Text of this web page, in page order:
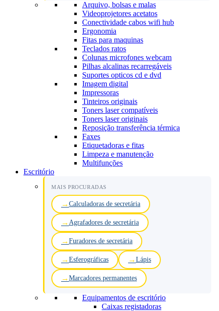
Arquivo, bolsas e malas
Videoprojetores acetatos
Conectividade cabos wifi hub
Ergonomia
Fitas para maquinas
Teclados ratos
Colunas microfones webcam
Pilhas alcalinas recarregáveis
Suportes opticos cd e dvd
Imagem digital
Impressoras
Tinteiros originais
Toners laser compatíveis
Toners laser originais
Reposição transferência térmica
Faxes
Etiquetadoras e fitas
Limpeza e manutenção
Multifunções
Escritório
MAIS PROCURADAS
Calculadoras de secretária
Agrafadores de secretária
Furadores de secretária
Esferográficas Lápis
Marcadores permanentes
Equipamentos de escritório
Caixas registadoras